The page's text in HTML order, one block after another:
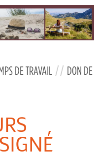
DE TRAVAIL // DON DE